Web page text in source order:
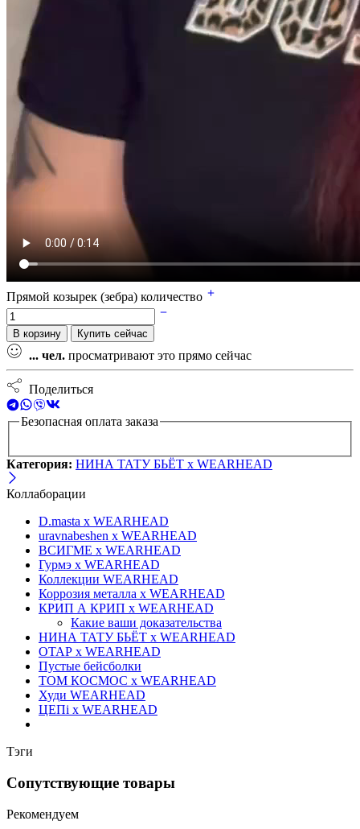
Прямой козырек (зебра) количество
В корзину Купить сейчас
... чел. просматривают это прямо сейчас
Поделиться
Безопасная оплата заказа
Категория: НИНА ТАТУ БЬЁТ x WEARHEAD
Коллаборации
D.masta x WEARHEAD
uravnabeshen x WEARHEAD
ВСИГМЕ x WEARHEAD
Гурмэ x WEARHEAD
Коллекции WEARHEAD
Коррозия металла x WEARHEAD
КРИП А КРИП x WEARHEAD
Какие ваши доказательства
НИНА ТАТУ БЬЁТ x WEARHEAD
ОТАР х WEARHEAD
Пустые бейсболки
ТОМ КОСМОС x WEARHEAD
Худи WEARHEAD
ЦЕПi x WEARHEAD
Тэги
Сопутствующие товары
Рекомендуем